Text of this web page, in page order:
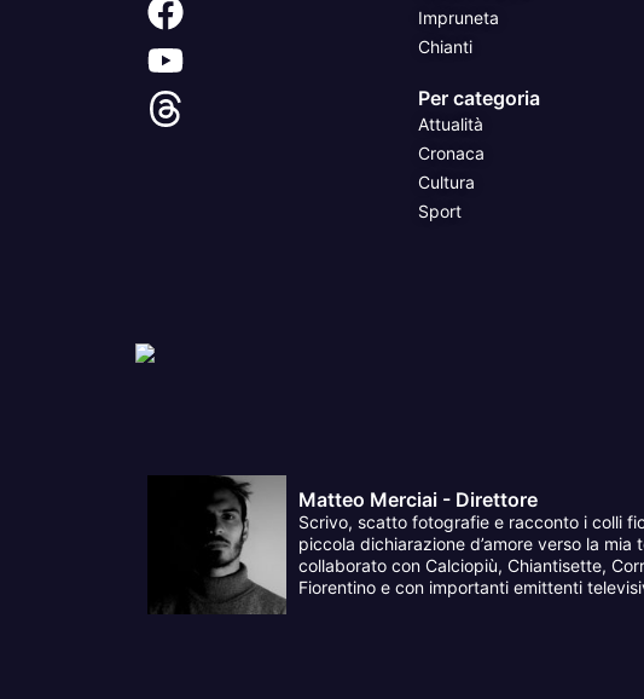
Impruneta
Chianti
Per categoria
Attualità
Cronaca
Cultura
Sport
Matteo Merciai - Direttore
Scrivo, scatto fotografie e racconto i colli
piccola dichiarazione d’amore verso la mia
collaborato con Calciopiù, Chiantisette,
Fiorentino e con importanti emittenti